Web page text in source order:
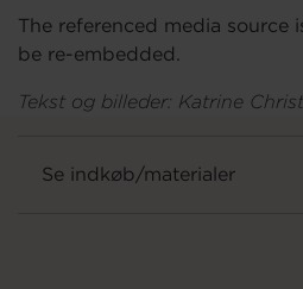
The referenced media source
be re-embedded.
Tekst og billeder: Katrine
Se indkøb/materialer